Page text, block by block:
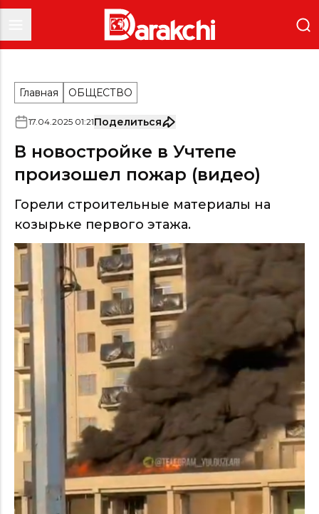
Главная ОБЩЕСТВО
17.04.2025 01:21Поделиться
В новостройке в Учтепе
произошел пожар (видео)
Горели строительные материалы на
козырьке первого этажа.